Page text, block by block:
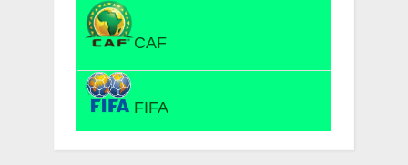
CAF
FIFA